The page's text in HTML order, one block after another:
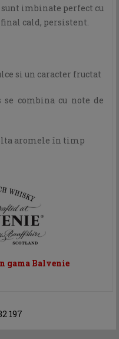
imbinate perfect cu
cald, persistent.
si un caracter fructat
combina cu note de
aromele în timp
gama Balvenie
197